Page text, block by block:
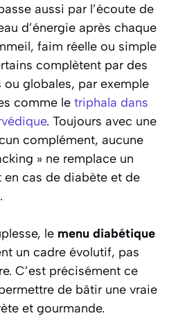
aussi par l’écoute de
d’énergie après chaque
faim réelle ou simple
complètent par des
globales, par exemple
comme le triphala dans
. Toujours avec une
complément, aucune
» ne remplace un
cas de diabète et de
le menu diabétique
un cadre évolutif, pas
C’est précisément ce
de bâtir une vraie
et gourmande.